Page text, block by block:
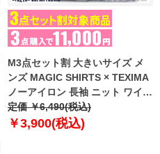
M3点セット割 大きいサイズ メ
ンズ MAGIC SHIRTS × TEXIMA
ノーアイロン 長袖 ニット ワイシ
ャツ 吸水速乾 ストレッチ 日本製
生地使用 ms-219001
定価 ￥6,490(税込)
￥3,900(税込)